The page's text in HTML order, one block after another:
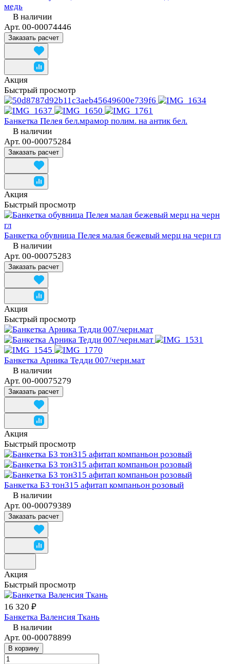
медь
В наличии
Арт. 00-00074446
Заказать расчет
Акция
Быстрый просмотр
Банкетка Пелея бел.мрамор полим. на антик бел.
В наличии
Арт. 00-00075284
Заказать расчет
Акция
Быстрый просмотр
Банкетка обувница Пелея малая бежевый мерц на черн гл
В наличии
Арт. 00-00075283
Заказать расчет
Акция
Быстрый просмотр
Банкетка Арника Тедди 007/черн.мат
В наличии
Арт. 00-00075279
Заказать расчет
Акция
Быстрый просмотр
Банкетка Б3 тон315 афитап компаньон розовый
В наличии
Арт. 00-00079389
Заказать расчет
Акция
Быстрый просмотр
16 320 ₽
Банкетка Валенсия Ткань
В наличии
Арт. 00-00078899
В корзину